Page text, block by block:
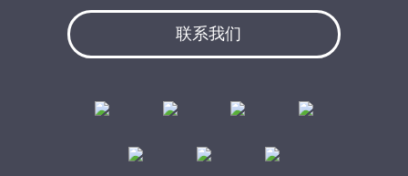
联系我们